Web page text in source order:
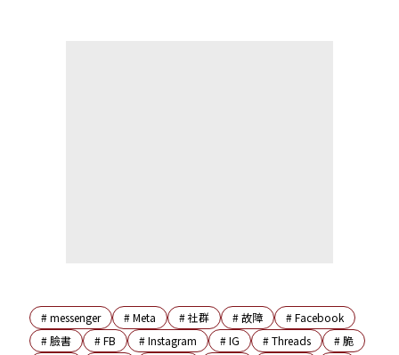
#messenger #Meta #社群 #故障 #Facebook
#臉書 #FB #Instagram #IG #Threads #脆